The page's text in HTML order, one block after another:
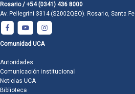
Rosario / +54 (0341) 436 8000
Av. Pellegrini 3314 (S2002QEO). Rosario, Santa Fe
Comunidad UCA
Autoridades
Comunicación institucional
Noticias UCA
Biblioteca